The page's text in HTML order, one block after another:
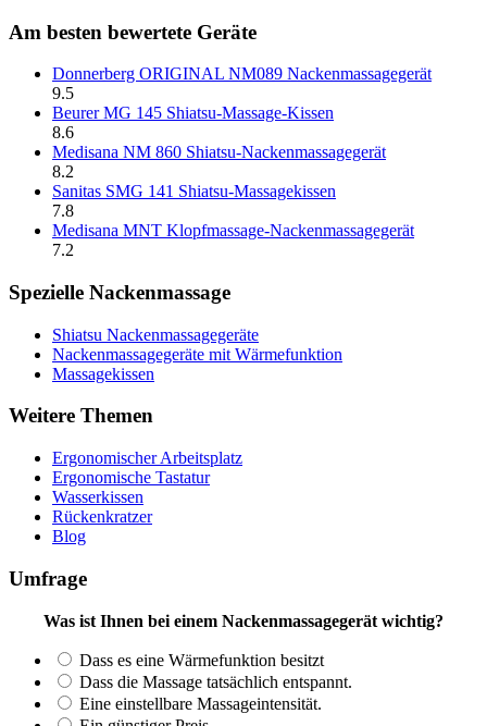
Am besten bewertete Geräte
Donnerberg ORIGINAL NM089 Nackenmassagegerät
9.5
Beurer MG 145 Shiatsu-Massage-Kissen
8.6
Medisana NM 860 Shiatsu-Nackenmassagegerät
8.2
Sanitas SMG 141 Shiatsu-Massagekissen
7.8
Medisana MNT Klopfmassage-Nackenmassagegerät
7.2
Spezielle Nackenmassage
Shiatsu Nackenmassagegeräte
Nackenmassagegeräte mit Wärmefunktion
Massagekissen
Weitere Themen
Ergonomischer Arbeitsplatz
Ergonomische Tastatur
Wasserkissen
Rückenkratzer
Blog
Umfrage
Was ist Ihnen bei einem Nackenmassagegerät wichtig?
Dass es eine Wärmefunktion besitzt
Dass die Massage tatsächlich entspannt.
Eine einstellbare Massageintensität.